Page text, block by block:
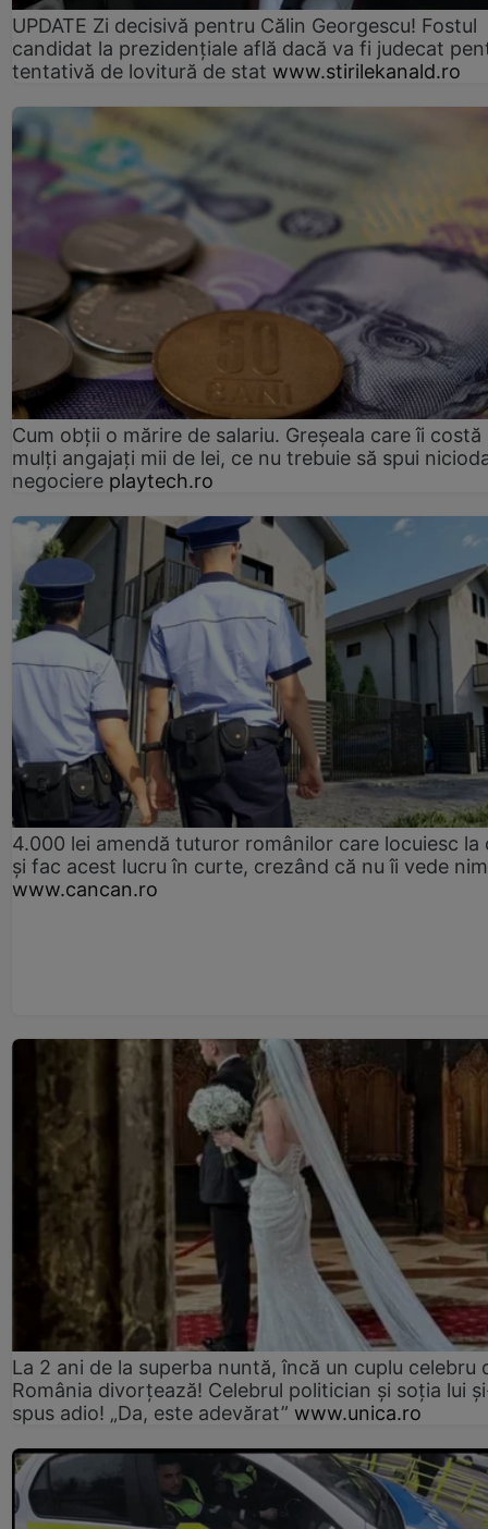
UPDATE Zi decisivă pentru Călin Georgescu! Fostul
candidat la prezidențiale află dacă va fi judecat
tentativă de lovitură de stat www.stirilekanald.ro
Cum obții o mărire de salariu. Greșeala care îi costă
mulți angajați mii de lei, ce nu trebuie să spui
negociere playtech.ro
4.000 lei amendă tuturor românilor care locuiesc la
și fac acest lucru în curte, crezând că nu îi vede
www.cancan.ro
La 2 ani de la superba nuntă, încă un cuplu celebru
România divorțează! Celebrul politician și soția lui
spus adio! „Da, este adevărat” www.unica.ro